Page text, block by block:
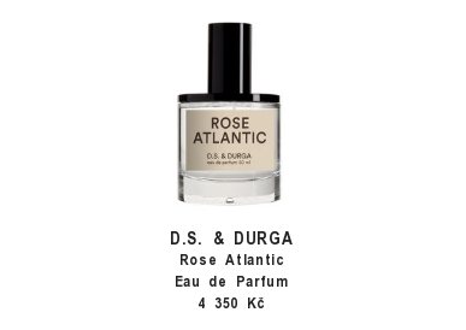
D.S. & DURGA
Rose Atlantic
Eau de Parfum
4 350 Kč